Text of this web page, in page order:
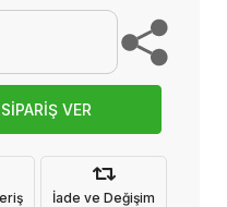
VER
İade ve Değişim